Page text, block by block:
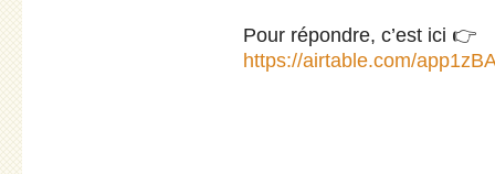
Pour répondre, c’est ici 👉
https://airtable.com/